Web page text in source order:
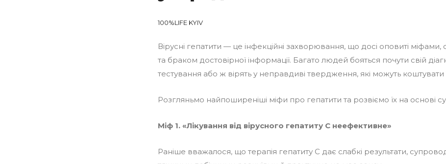
100%LIFE KYIV
Вірусні гепатити — це інфекційні захворювання, що досі оповиті
та браком достовірної інформації. Багато людей бояться почути свій
тестування або ж вірять у неправдиві твердження, які можуть коштувати
Розгляньмо найпоширеніші міфи про гепатити та розвіємо їх на основі
Міф 1. «Лікування від вірусного гепатиту С неефективне»
Раніше вважалося, що терапія гепатиту С дає слабкі результати,